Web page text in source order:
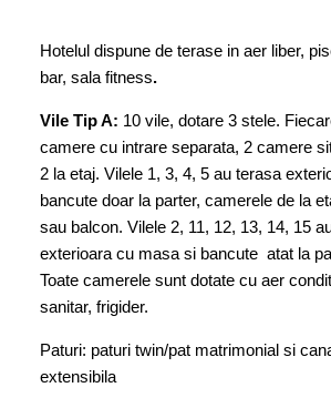
Hotelul dispune de terase in aer liber,
bar, sala fitness.
Vile Tip A: 10 vile, dotare 3 stele.
camere cu intrare separata, 2 camere
2 la etaj. Vilele 1, 3, 4, 5 au terasa
bancute doar la parter, camerele de la
sau balcon. Vilele 2, 11, 12, 13, 14, 15
exterioara cu masa si bancute atat la
Toate camerele sunt dotate cu aer
sanitar, frigider.
Paturi: paturi twin/pat matrimonial si
extensibila